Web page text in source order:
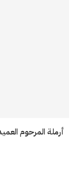
أرملة المرحوم